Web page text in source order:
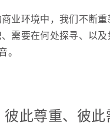
业环境中，我们不断重
需要在何处探寻、以及
。
彼此尊重、彼此